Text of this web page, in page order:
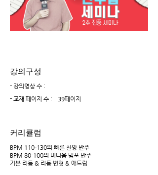
강의구성
- 강의영상 수 :
- 교재 페이지 수 :
39페이지
커리큘럼
BPM 110-130의 빠른 찬양 반주
BPM 80-100의 미디움 템포 반주
기본 리듬 & 리듬 변형 & 애드립